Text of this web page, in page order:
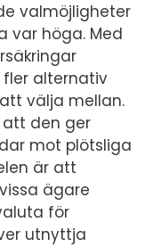
valmöjligheter
var höga. Med
alternativ
välja mellan.
att den ger
mot plötsliga
är att
ägare
för
utnyttja